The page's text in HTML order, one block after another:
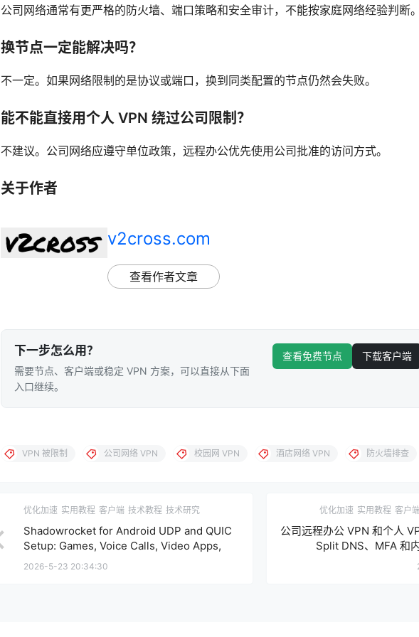
公司网络通常有更严格的防火墙、端口策略和安全审计，不能按家庭网络经验判断
换节点一定能解决吗？
不一定。如果网络限制的是协议或端口，换到同类配置的节点仍然会失败。
能不能直接用个人 VPN 绕过公司限制？
不建议。公司网络应遵守单位政策，远程办公优先使用公司批准的访问方式。
关于作者
v2cross.com
查看作者文章
下一步怎么用？
需要节点、客户端或稳定 VPN 方案，可以直接从下面
入口继续。
查看免费节点 下载客户端
VPN 被限制 公司网络 VPN 校园网 VPN 酒店网络 VPN 防火墙排查
优化加速 实用教程 客户端 技术教程 技术研究
Shadowrocket for Android UDP and QUIC
Setup: Games, Voice Calls, Video Apps,
and HTTP/3
2026-5-23 20:34:30
优化加速 实用教程 客户
公司远程办公 VPN 和个人
Split DNS、MFA 和